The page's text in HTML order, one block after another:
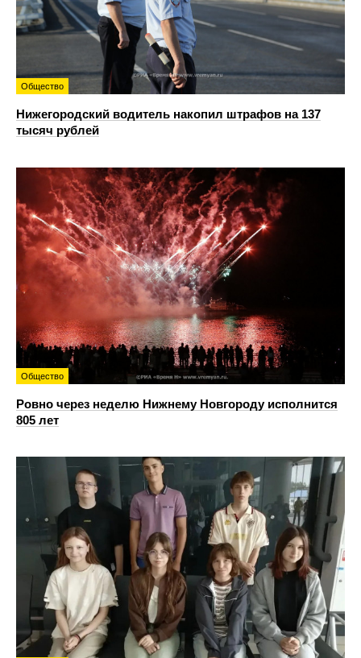
Общество
Нижегородский водитель накопил штрафов на 137
тысяч рублей
Общество
Ровно через неделю Нижнему Новгороду исполнится
805 лет